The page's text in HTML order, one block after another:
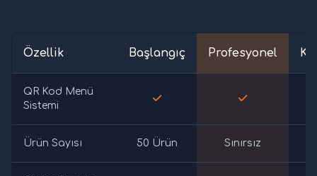
Özellik Başlangıç Profesyonel
QR Kod Menü
Sistemi
Ürün Sayısı 50 Ürün Sınırsız